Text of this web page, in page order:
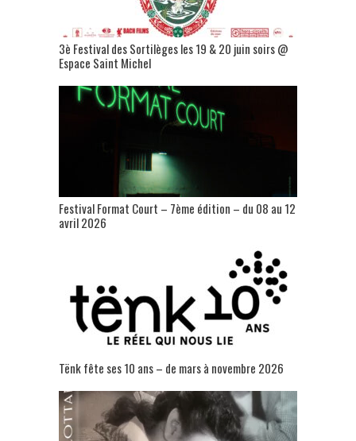
3è Festival des Sortilèges les 19 & 20 juin soirs @
Espace Saint Michel
Festival Format Court – 7ème édition – du 08 au 12
avril 2026
Tënk fête ses 10 ans – de mars à novembre 2026